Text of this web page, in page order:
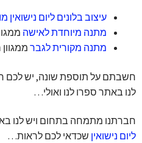
עיצוב בלונים ליום נישואין
מתנה מיוחדת לאישה
מתנה מקורית לגבר
חשבתם על תוספת שונה, יש לכם
לנו באתר ספרו לנו ואולי…
חברתנו מתמחה בתחום ויש לנו
ליום נישואין שכדאי לכם לראות…